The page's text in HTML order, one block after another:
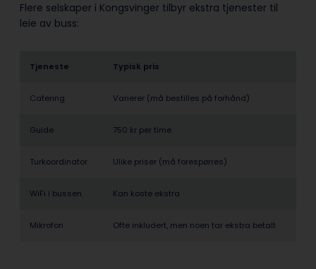
Flere selskaper i Kongsvinger tilbyr ekstra tjenester til
leie av buss:
Tjeneste Typisk pris
Catering Varierer (må bestilles på forhånd)
Guide 750 kr per time
Turkoordinator Ulike priser (må forespørres)
WiFi i bussen Kan koste ekstra
Mikrofon Ofte inkludert, men noen tar ekstra betalt